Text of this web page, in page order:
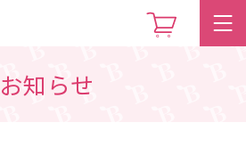
お知らせ